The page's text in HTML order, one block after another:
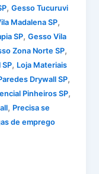
,Gesso Tucuruvi
Madalena SP,
SP,Gesso Vila
Zona Norte SP,
SP, Loja Materiais
Drywall SP,
Pinheiros SP,
, Precisa se
de emprego